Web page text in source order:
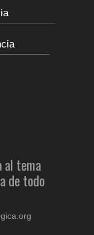
al tema
de todo